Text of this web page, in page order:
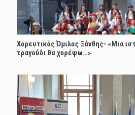
Χορευτικός Όμιλος Ξάνθης- «Mια
τραγούδι θα χορέψω…»